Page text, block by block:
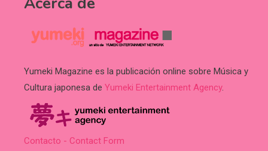
Yumeki Magazine es la publicación online sobre Música y
Cultura japonesa de Yumeki Entertainment Agency.
Contacto - Contact Form